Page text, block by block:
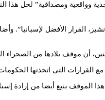
باعتباره “الأساس الأكثر جدية وواقعية
القرار الأفضل لإسبانيا”.